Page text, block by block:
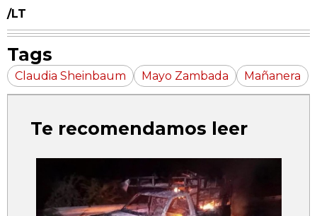
/LT
Tags
Claudia Sheinbaum Mayo Zambada Mañanera
Te recomendamos leer